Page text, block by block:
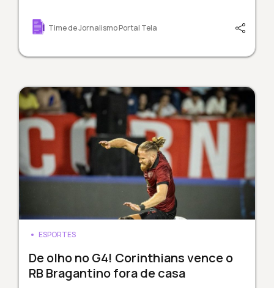
Time de Jornalismo Portal Tela
ESPORTES
De olho no G4! Corinthians vence o
RB Bragantino fora de casa